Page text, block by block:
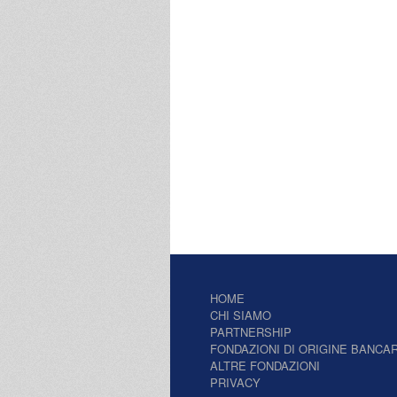
HOME
CHI SIAMO
PARTNERSHIP
FONDAZIONI DI ORIGINE
ALTRE FONDAZIONI
PRIVACY